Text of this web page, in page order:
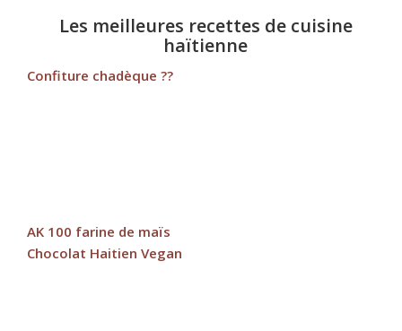
Les meilleures recettes de cuisine
haïtienne
Confiture chadèque ??
AK 100 farine de maïs
Chocolat Haitien Vegan